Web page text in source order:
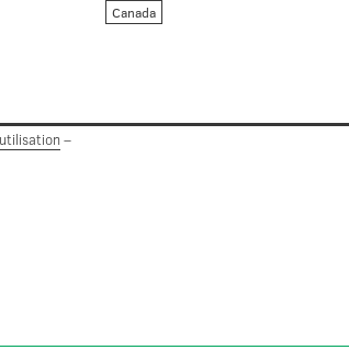
Canada
–